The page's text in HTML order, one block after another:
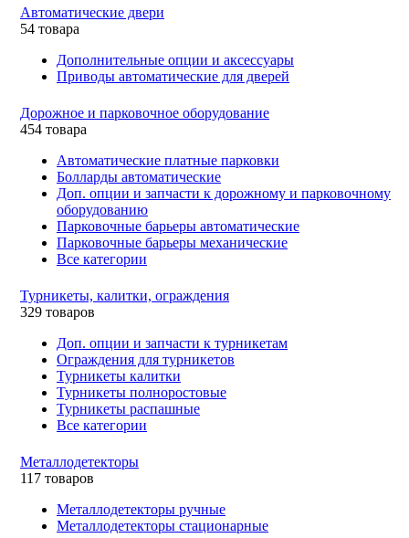
Автоматические двери
54 товара
Дополнительные опции и аксессуары
Приводы автоматические для дверей
Дорожное и парковочное оборудование
454 товара
Автоматические платные парковки
Болларды автоматические
Доп. опции и запчасти к дорожному и парковочному
оборудованию
Парковочные барьеры автоматические
Парковочные барьеры механические
Все категории
Турникеты, калитки, ограждения
329 товаров
Доп. опции и запчасти к турникетам
Ограждения для турникетов
Турникеты калитки
Турникеты полноростовые
Турникеты распашные
Все категории
Металлодетекторы
117 товаров
Металлодетекторы ручные
Металлодетекторы стационарные